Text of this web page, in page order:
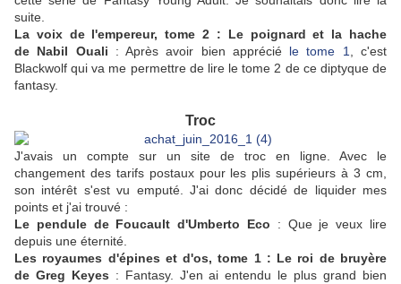
suite.
La voix de l'empereur, tome 2 : Le poignard et la hache
de Nabil Ouali : Après avoir bien apprécié le tome 1
, c'est
Blackwolf qui va me permettre de lire le tome 2 de ce diptyque de
fantasy.
Troc
J'avais un compte sur un site de troc en ligne. Avec le
changement des tarifs postaux pour les plis supérieurs à 3 cm,
son intérêt s'est vu emputé. J'ai donc décidé de liquider mes
points et j'ai trouvé :
Le pendule de Foucault d'Umberto Eco : Que je veux lire
depuis une éternité.
Les royaumes d'épines et d'os, tome 1 : Le roi de bruyère
de Greg Keyes : Fantasy. J'en ai entendu le plus grand bien